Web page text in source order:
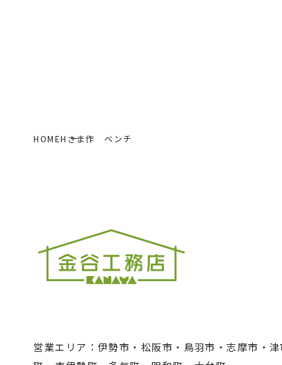
HOMEHさま作 ベンチ
営業エリア：伊勢市・松阪市・鳥羽市・志摩市・